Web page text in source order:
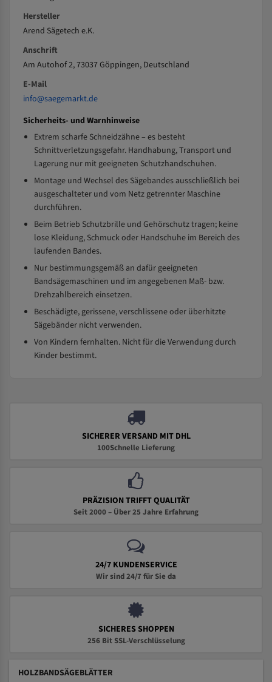
Hersteller
Arend Sägetech e.K.
Anschrift
Am Autohof 2, 73037 Göppingen, Deutschland
E-Mail
info@saegemarkt.de
Sicherheits- und Warnhinweise
Extrem scharfe Schneidzähne – es besteht
Schnittverletzungsgefahr. Handhabung, Transport und
Lagerung nur mit geeigneten Schutzhandschuhen.
Montage und Wechsel des Sägebandes ausschließlich bei
ausgeschalteter und vom Netz getrennter Maschine
durchführen.
Beim Betrieb Schutzbrille und Gehörschutz tragen; keine
lose Kleidung, Schmuck oder Handschuhe im Bereich des
laufenden Bandes.
Nur bestimmungsgemäß an dafür geeigneten
Bandsägemaschinen und im angegebenen Maß- bzw.
Drehzahlbereich einsetzen.
Beschädigte, gerissene, verschlissene oder überhitzte
Sägebänder nicht verwenden.
Von Kindern fernhalten. Nicht für die Verwendung durch
Kinder bestimmt.
SICHERER VERSAND MIT DHL
100Schnelle Lieferung
PRÄZISION TRIFFT QUALITÄT
Seit 2000 – Über 25 Jahre Erfahrung
24/7 KUNDENSERVICE
Wir sind 24/7 für Sie da
SICHERES SHOPPEN
256 Bit SSL-Verschlüsselung
HOLZBANDSÄGEBLÄTTER